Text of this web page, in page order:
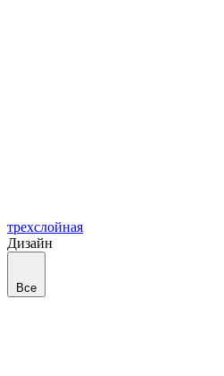
трехслойная
Дизайн
Все